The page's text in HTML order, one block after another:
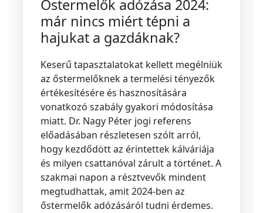
Őstermelők adózása 2024:
már nincs miért tépni a
hajukat a gazdáknak?
Keserű tapasztalatokat kellett megélniük
az őstermelőknek a termelési tényezők
értékesítésére és hasznosítására
vonatkozó szabály gyakori módosítása
miatt. Dr. Nagy Péter jogi referens
előadásában részletesen szólt arról,
hogy kezdődött az érintettek kálváriája
és milyen csattanóval zárult a történet. A
szakmai napon a résztvevők mindent
megtudhattak, amit 2024-ben az
őstermelők adózásáról tudni érdemes.